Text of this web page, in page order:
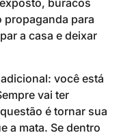
buracos
propaganda para
a casa e deixar
você está
vai ter
é tornar sua
a mata. Se dentro